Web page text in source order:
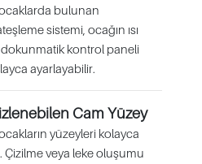
bulunan
sistemi, ocağın ısı
kontrol paneli
ayarlayabilir.
Cam Yüzey
yüzeyleri kolayca
Çizilme veya leke oluşumu